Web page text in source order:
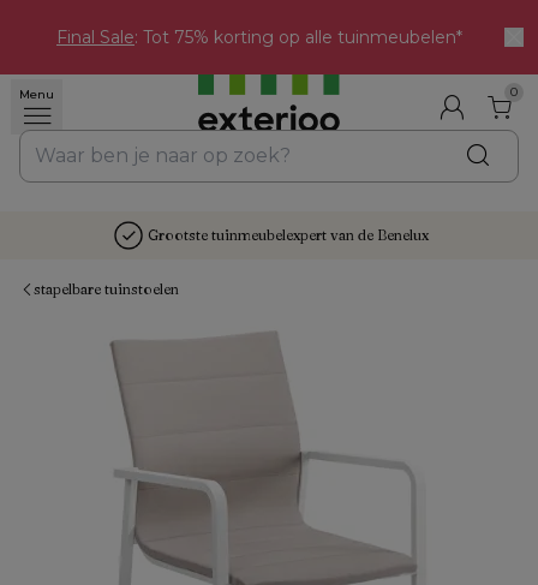
Final Sale: Tot 75% korting op alle tuinmeubelen*
Menu 0
Grootste tuinmeubelexpert van de Benelux
stapelbare tuinstoelen